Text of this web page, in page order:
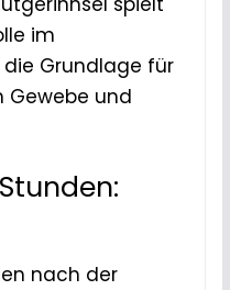
im
die Grundlage für
Gewebe und
nach der